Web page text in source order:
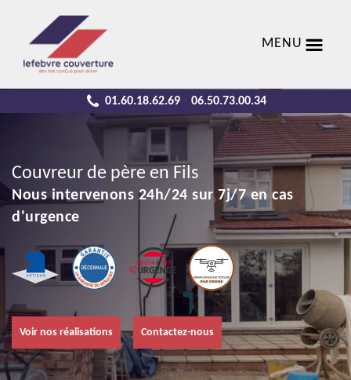
MENU
01.60.18.62.69 - 06.50.73.00.34
Couvreur de père en Fils
Nous intervenons 24h/24 sur 7j/7 en cas
d'urgence
Voir nos réalisations Contactez-nous